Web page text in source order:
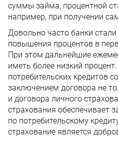
суммы займа, процентной
например, при получении
Довольно часто банки
повышения процентов в
При этом дальнейшие
иметь более низкий
потребительских кредитов
заключением договора не
и договора личного
страхования обеспечивает
по потребительскому
страхование является